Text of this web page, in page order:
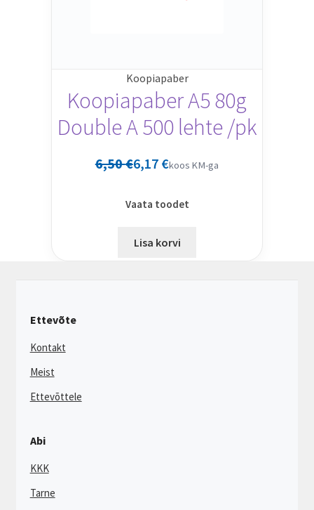
Koopiapaber
Koopiapaber A5 80g
Double A 500 lehte /pk
6,50€6,17 €koos KM-ga
Vaata toodet
Lisa korvi
Ettevõte
Kontakt
Meist
Ettevõttele
Abi
KKK
Tarne